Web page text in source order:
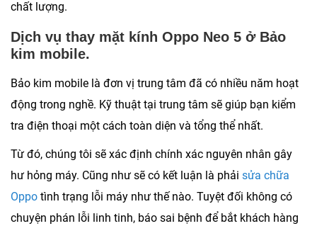
chất lượng.
Dịch vụ thay mặt kính Oppo Neo 5 ở Bảo
kim mobile.
Bảo kim mobile là đơn vị trung tâm đã có nhiều năm hoạt
động trong nghề. Kỹ thuật tại trung tâm sẽ giúp bạn kiểm
tra điện thoại một cách toàn diện và tổng thể nhất.
Từ đó, chúng tôi sẽ xác định chính xác nguyên nhân gây
hư hỏng máy. Cũng như sẽ có kết luận là phải sửa chữa
Oppo tình trạng lỗi máy như thế nào. Tuyệt đối không có
chuyện phán lỗi linh tinh, báo sai bệnh để bắt khách hàng